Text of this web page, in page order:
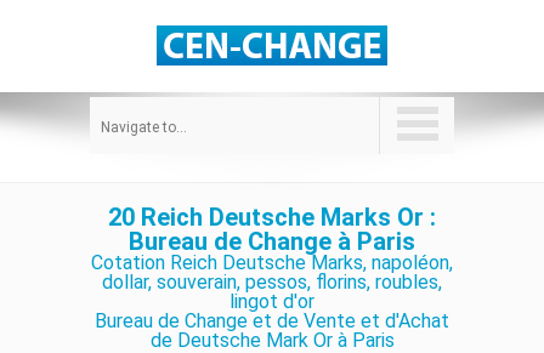
Navigate to...
20 Reich Deutsche Marks Or :
Bureau de Change à Paris
Cotation Reich Deutsche Marks, napoléon,
dollar, souverain, pessos, florins, roubles,
lingot d'or
Bureau de Change et de Vente et d'Achat
de Deutsche Mark Or à Paris